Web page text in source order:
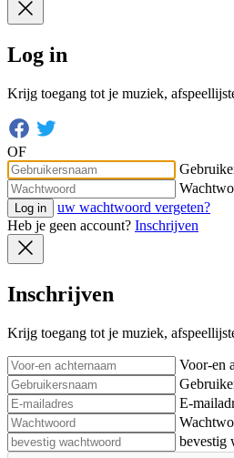
Log in
Krijg toegang tot je muziek,
OF
Log in
uw wachtwoord vergeten?
Heb je geen account? Inschrijven
Inschrijven
Krijg toegang tot je muziek,
Voor-en
E-
bevestig